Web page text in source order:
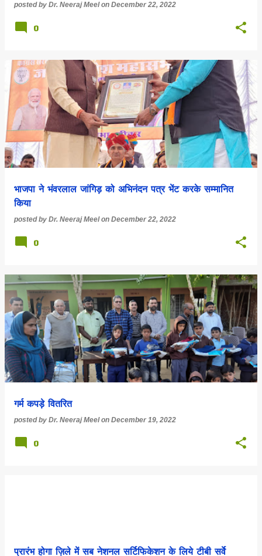
posted by Dr. Neeraj Meel on December 22, 2022
0
भाजपा ने भंवरलाल जांगिड़ को अभिनंदन पत्र भेंट करके सम्मानित
किया
posted by Dr. Neeraj Meel on December 22, 2022
0
गर्म कपड़े वितरित
posted by Dr. Neeraj Meel on December 19, 2022
0
प्रारंभ होगा ज़िले में सब नेशनल सर्टिफिकेशन के लिये टीबी सर्वे